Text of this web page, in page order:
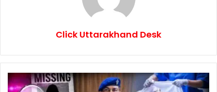
Click Uttarakhand Desk